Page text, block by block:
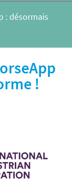
: désormais
!